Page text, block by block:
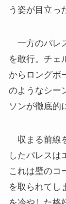
う姿が目立っ
一方のパレ
を敢行。チェ
からロングボ
のようなシー
ソンが徹底的
収まる前線
したパレスは
これは壁のコ
を取られてし